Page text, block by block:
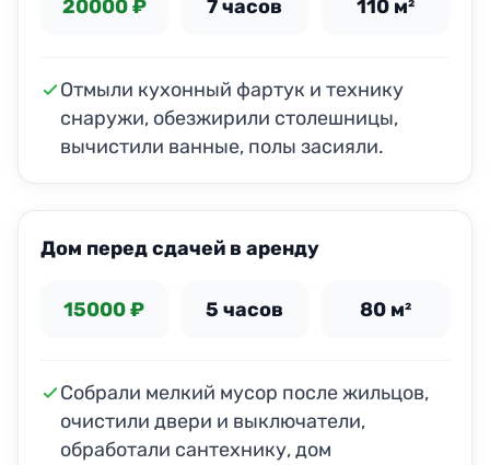
20000 ₽ 7 часов 110 м²
Отмыли кухонный фартук и технику
снаружи, обезжирили столешницы,
вычистили ванные, полы засияли.
Дом перед сдачей в аренду
15000 ₽ 5 часов 80 м²
Собрали мелкий мусор после жильцов,
очистили двери и выключатели,
обработали сантехнику, дом